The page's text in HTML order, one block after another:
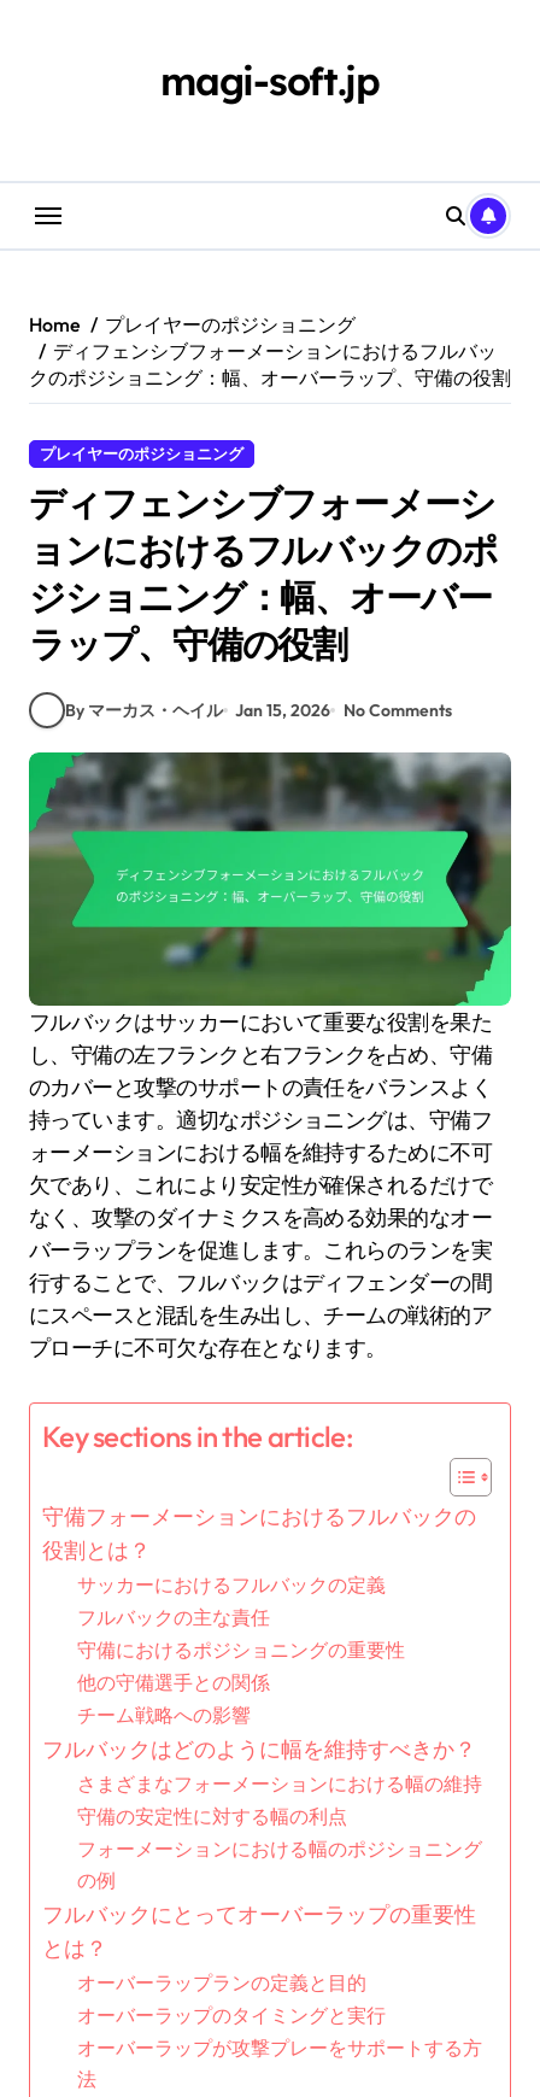
magi-soft.jp
Home
プレイヤーのポジショニング
ディフェンシブフォーメーションにおけるフルバッ
クのポジショニング：幅、オーバーラップ、守備の役割
プレイヤーのポジショニング
ディフェンシブフォーメーシ
ョンにおけるフルバックのポ
ジショニング：幅、オーバー
ラップ、守備の役割
By マーカス・ヘイル Jan 15, 2026 No Comments
フルバックはサッカーにおいて重要な役割を果た
し、守備の左フランクと右フランクを占め、守備
のカバーと攻撃のサポートの責任をバランスよく
持っています。適切なポジショニングは、守備フ
ォーメーションにおける幅を維持するために不可
欠であり、これにより安定性が確保されるだけで
なく、攻撃のダイナミクスを高める効果的なオー
バーラップランを促進します。これらのランを実
行することで、フルバックはディフェンダーの間
にスペースと混乱を生み出し、チームの戦術的ア
プローチに不可欠な存在となります。
Key sections in the article:
守備フォーメーションにおけるフルバックの
役割とは？
サッカーにおけるフルバックの定義
フルバックの主な責任
守備におけるポジショニングの重要性
他の守備選手との関係
チーム戦略への影響
フルバックはどのように幅を維持すべきか？
さまざまなフォーメーションにおける幅の維持
守備の安定性に対する幅の利点
フォーメーションにおける幅のポジショニング
の例
フルバックにとってオーバーラップの重要性
とは？
オーバーラップランの定義と目的
オーバーラップのタイミングと実行
オーバーラップが攻撃プレーをサポートする方
法